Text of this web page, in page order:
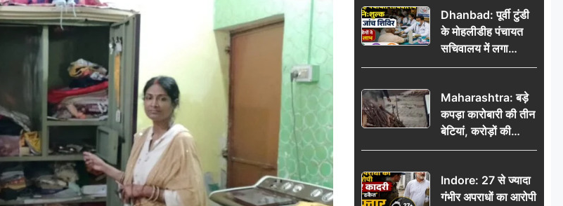
शुभ मुहूर्त
Dhanbad: पूर्वी टुंडी
के मोहलीडीह पंचायत
सचिवालय में लगा
निःशुल्क स्वास्थ्य जांच
उठाया लाभ
Maharashtra: बड़े
कपड़ा कारोबारी की तीन
बेटियां, करोड़ों की
कमाई… फिर भी पिता
अंतिम दिन, 5100 रुपये
भेजकर कहा– अंतिम
Indore: 27 से ज्यादा
गंभीर अपराधों का आरोपी